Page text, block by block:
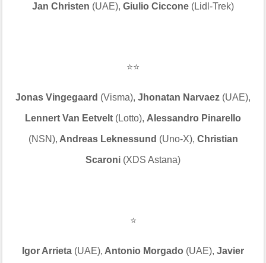
Jan Christen (UAE), Giulio Ciccone (Lidl-Trek)
⭐⭐
Jonas Vingegaard (Visma), Jhonatan Narvaez (UAE),
Lennert Van Eetvelt (Lotto), Alessandro Pinarello
(NSN), Andreas Leknessund (Uno-X), Christian
Scaroni (XDS Astana)
⭐
Igor Arrieta (UAE), Antonio Morgado (UAE), Javier